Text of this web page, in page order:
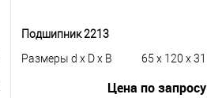
Подшипник 2213
Размеры d x D x B
65 x 120 x 31
Цена по запросу